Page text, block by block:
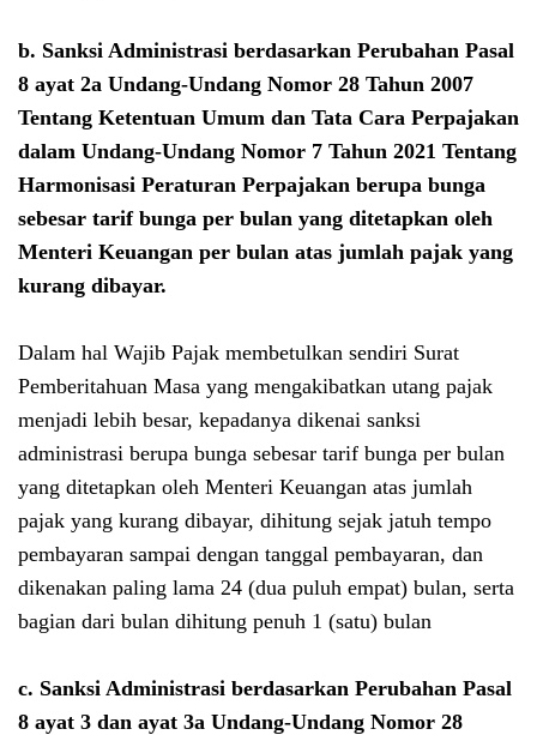
b. Sanksi Administrasi berdasarkan Perubahan Pasal
8 ayat 2a Undang-Undang Nomor 28 Tahun 2007
Tentang Ketentuan Umum dan Tata Cara Perpajakan
dalam Undang-Undang Nomor 7 Tahun 2021 Tentang
Harmonisasi Peraturan Perpajakan berupa bunga
sebesar tarif bunga per bulan yang ditetapkan oleh
Menteri Keuangan per bulan atas jumlah pajak yang
kurang dibayar.
Dalam hal Wajib Pajak membetulkan sendiri Surat
Pemberitahuan Masa yang mengakibatkan utang pajak
menjadi lebih besar, kepadanya dikenai sanksi
administrasi berupa bunga sebesar tarif bunga per bulan
yang ditetapkan oleh Menteri Keuangan atas jumlah
pajak yang kurang dibayar, dihitung sejak jatuh tempo
pembayaran sampai dengan tanggal pembayaran, dan
dikenakan paling lama 24 (dua puluh empat) bulan, serta
bagian dari bulan dihitung penuh 1 (satu) bulan
c. Sanksi Administrasi berdasarkan Perubahan Pasal
8 ayat 3 dan ayat 3a Undang-Undang Nomor 28